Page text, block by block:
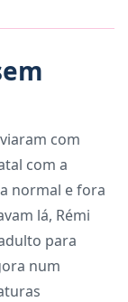
com
com a
normal e fora
lá, Rémi
para
num